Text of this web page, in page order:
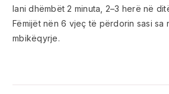
lani dhëmbët 2 minuta, 2–3 herë në
Fëmijët nën 6 vjeç të përdorin sasi sa
mbikëqyrje.